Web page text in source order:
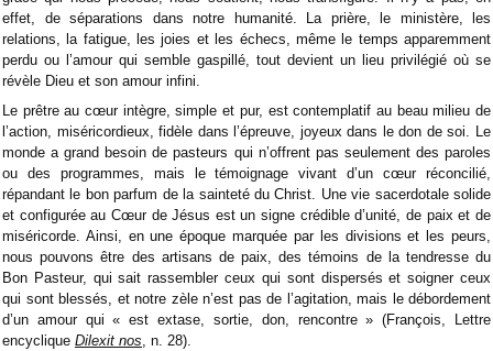
effet, de séparations dans notre humanité. La prière, le ministère, les
relations, la fatigue, les joies et les échecs, même le temps apparemment
perdu ou l’amour qui semble gaspillé, tout devient un lieu privilégié où se
révèle Dieu et son amour infini.
Le prêtre au cœur intègre, simple et pur, est contemplatif au beau milieu de
l’action, miséricordieux, fidèle dans l’épreuve, joyeux dans le don de soi. Le
monde a grand besoin de pasteurs qui n’offrent pas seulement des paroles
ou des programmes, mais le témoignage vivant d’un cœur réconcilié,
répandant le bon parfum de la sainteté du Christ. Une vie sacerdotale solide
et configurée au Cœur de Jésus est un signe crédible d’unité, de paix et de
miséricorde. Ainsi, en une époque marquée par les divisions et les peurs,
nous pouvons être des artisans de paix, des témoins de la tendresse du
Bon Pasteur, qui sait rassembler ceux qui sont dispersés et soigner ceux
qui sont blessés, et notre zèle n’est pas de l’agitation, mais le débordement
d’un amour qui « est extase, sortie, don, rencontre » (François, Lettre
encyclique Dilexit nos, n. 28).